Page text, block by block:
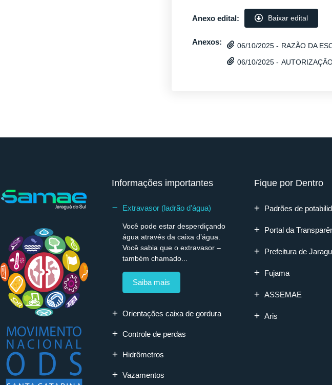
Anexo edital: Baixar edital
Anexos: 06/10/2025 - RAZÃO DA
06/10/2025 -
Informações importantes
Extravasor (ladrão d'água)
Você pode estar desperdiçando
água através da caixa d’água.
Você sabia que o extravasor –
também chamado...
Saiba mais
Orientações caixa de gordura
Controle de perdas
Hidrômetros
Vazamentos
Fique por Dentro
Padrões de
Portal da
Prefeitura de
Fujama
ASSEMAE
Aris